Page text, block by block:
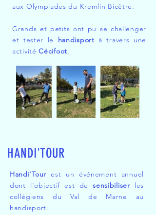
aux Olympiades du Kremlin Bicêtre.
Grands et petits ont pu se challenger
et tester le handisport à travers une
activitéCécifoot.
HANDI'TOUR
Handi'Tour est un événement annuel
dont l'objectif est desensibiliser les
collégiens du Val de Marne au
handisport.